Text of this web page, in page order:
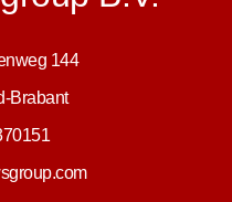
144
Brabant